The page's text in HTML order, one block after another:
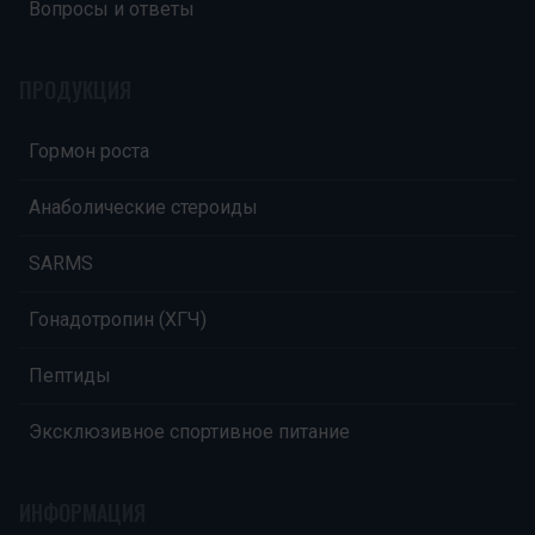
Вопросы и ответы
Гормон роста
Анаболические стероиды
SARMS
Гонадотропин (ХГЧ)
Пептиды
Эксклюзивное спортивное питание